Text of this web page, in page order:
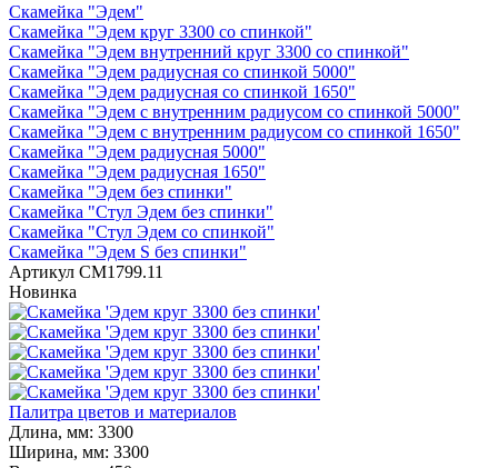
Скамейка "Эдем"
Скамейка "Эдем круг 3300 со спинкой"
Скамейка "Эдем внутренний круг 3300 со спинкой"
Скамейка "Эдем радиусная со спинкой 5000"
Скамейка "Эдем радиусная со спинкой 1650"
Скамейка "Эдем с внутренним радиусом со спинкой 5000"
Скамейка "Эдем с внутренним радиусом со спинкой 1650"
Скамейка "Эдем радиусная 5000"
Скамейка "Эдем радиусная 1650"
Скамейка "Эдем без спинки"
Скамейка "Стул Эдем без спинки"
Скамейка "Стул Эдем со спинкой"
Скамейка "Эдем S без спинки"
Артикул СМ1799.11
Новинка
Палитра цветов и материалов
Длина, мм: 3300
Ширина, мм: 3300